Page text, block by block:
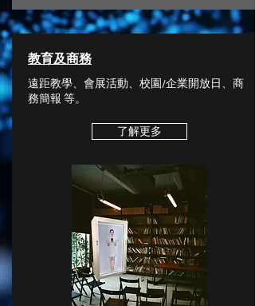
教育及商務
遠距教學、會展活動、校園/企業開放日、商
務簡報 等。
了解更多